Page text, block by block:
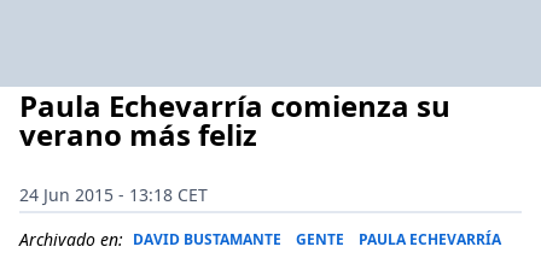
Paula Echevarría comienza su
verano más feliz
24 Jun 2015 - 13:18 CET
Archivado en: DAVID BUSTAMANTE GENTE PAULA ECHEVARRÍA